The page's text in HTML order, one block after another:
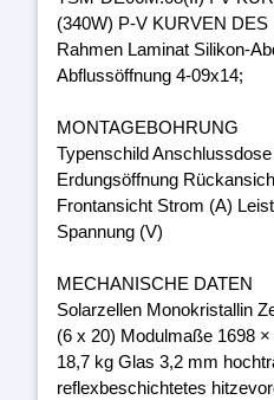
(340W) P-V KURVEN
Rahmen Laminat Silikon-
Abflussöffnung 4-09x14;
MONTAGEBOHRUNG
Typenschild
Erdungsöffnung
Frontansicht Strom (A)
Spannung (V)
MECHANISCHE DATEN
Solarzellen Monokristallin
(6 x 20) Modulmaße 1698
18,7 kg Glas 3,2 mm
reflexbeschichtetes